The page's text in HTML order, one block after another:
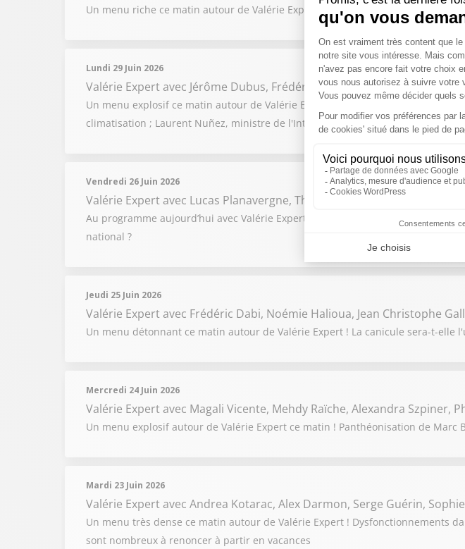
Un menu riche ce matin autour de Valérie Expert ! Sandrine Rousseau veut
Lundi 29 Juin 2026
Valérie Expertavec Jérôme Dubus, Frédéric Fougerat , Mehdy Raïche,
Un menu explosif ce matin autour de Valérie Expert ! Propos polémiques de
climatisation ; Laurent Nuñez, ministre de l'Intérieur, qui refuse de parler
Vendredi 26 Juin 2026
Valérie Expertavec Lucas Planavergne, Theo Am Saadi, Arnaud
Au programme aujourd’hui avec Valérie Expert et ses invités : Jordan Bardella
national ?
Jeudi 25 Juin 2026
Valérie Expertavec Frédéric Dabi, Noémie Halioua, Jean Christophe
Un menu détonnant ce matin autour de Valérie Expert ! La canicule sera-t-elle
Mercredi 24 Juin 2026
Valérie Expertavec Magali Vicente, Mehdy Raïche, Alexandra Szpiner,
Un menu explosif autour de Valérie Expert ce matin ! Panthéonisation de Marc
Mardi 23 Juin 2026
Valérie Expertavec Andrea Kotarac, Alex Darmon, Serge Guérin,
Un menu très dense ce matin autour de Valérie Expert ! Dysfonctionnements
sont nombreux à renoncer à partir en vacances